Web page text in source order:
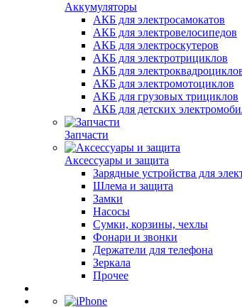
Аккумуляторы
АКБ для электросамокатов
АКБ для электровелосипедов
АКБ для электроскутеров
АКБ для электротрициклов
АКБ для
АКБ для электромотоциклов
АКБ для грузовых трициклов
АКБ для детских
Запчасти
Аксессуары и защита
Зарядные устройства для
Шлема и защита
Замки
Насосы
Сумки, корзины, чехлы
Фонари и звонки
Держатели для телефона
Зеркала
Прочее